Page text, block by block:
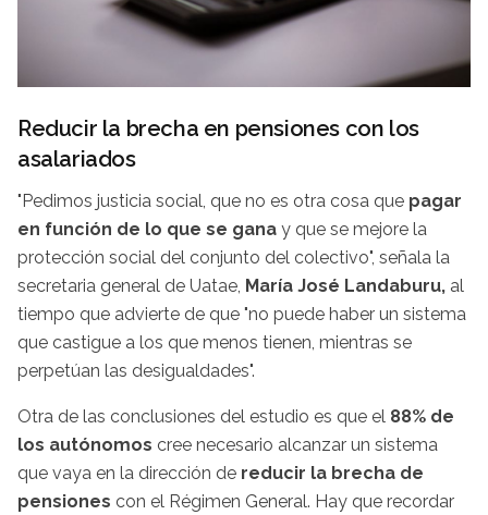
Reducir la brecha en pensiones con los
asalariados
"Pedimos justicia social, que no es otra cosa que pagar
en función de lo que se gana y que se mejore la
protección social del conjunto del colectivo", señala la
secretaria general de Uatae, María José Landaburu, al
tiempo que advierte de que "no puede haber un sistema
que castigue a los que menos tienen, mientras se
perpetúan las desigualdades".
Otra de las conclusiones del estudio es que el 88% de
los autónomos cree necesario alcanzar un sistema
que vaya en la dirección de reducir la brecha de
pensiones con el Régimen General. Hay que recordar